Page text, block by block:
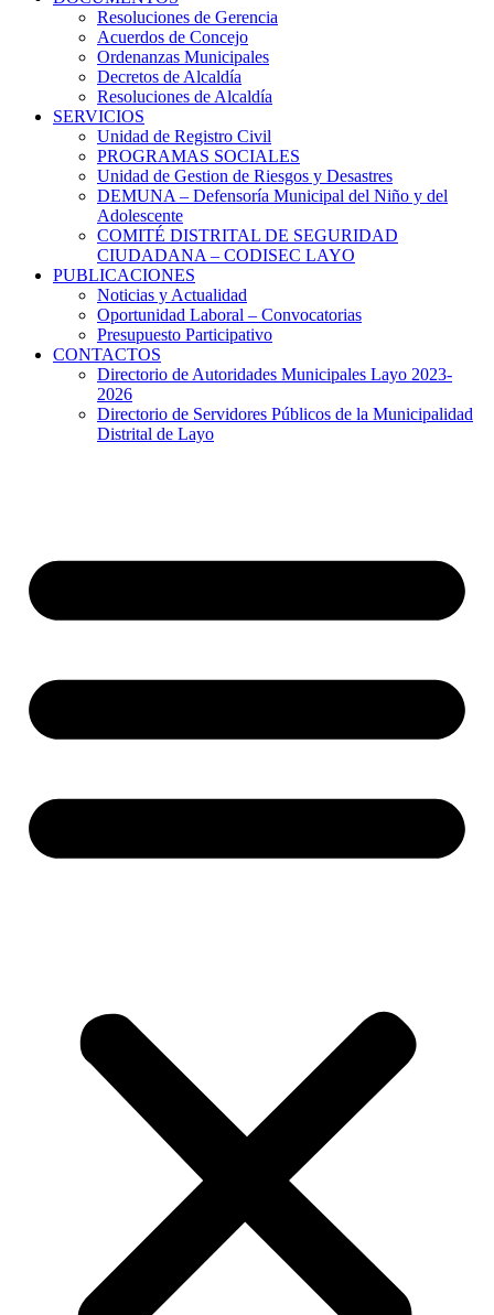
Resoluciones de Gerencia
Acuerdos de Concejo
Ordenanzas Municipales
Decretos de Alcaldía
Resoluciones de Alcaldía
SERVICIOS
Unidad de Registro Civil
PROGRAMAS SOCIALES
Unidad de Gestion de Riesgos y Desastres
DEMUNA – Defensoría Municipal del Niño y del
Adolescente
COMITÉ DISTRITAL DE SEGURIDAD
CIUDADANA – CODISEC LAYO
PUBLICACIONES
Noticias y Actualidad
Oportunidad Laboral – Convocatorias
Presupuesto Participativo
CONTACTOS
Directorio de Autoridades Municipales Layo 2023-
2026
Directorio de Servidores Públicos de la Municipalidad
Distrital de Layo